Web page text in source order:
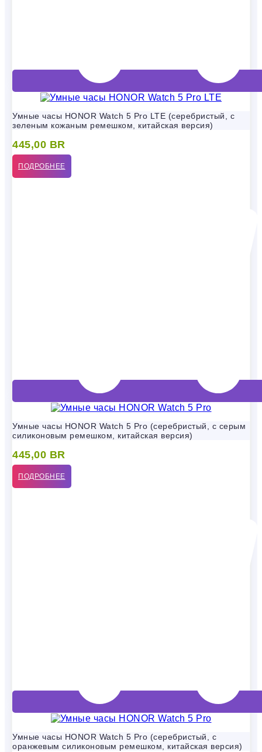
Умные часы HONOR Watch 5 Pro LTE (серебристый, с
зеленым кожаным ремешком, китайская версия)
445,00 BR
ПОДРОБНЕЕ
Умные часы HONOR Watch 5 Pro (серебристый, с серым
силиконовым ремешком, китайская версия)
445,00 BR
ПОДРОБНЕЕ
Умные часы HONOR Watch 5 Pro (серебристый, с
оранжевым силиконовым ремешком, китайская версия)